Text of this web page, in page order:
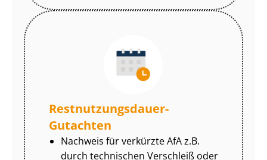
Rest­nut­zungs­dau­er-
Gutachten
Nachweis für verkürzte AfA z.B.
durch technischen Verschleiß oder